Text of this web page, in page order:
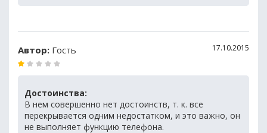
Автор: Гость 17.10.2015
Достоинства:
В нем совершенно нет достоинств, т. к. все
перекрывается одним недостатком, и это важно, он
не выполняет функцию телефона.